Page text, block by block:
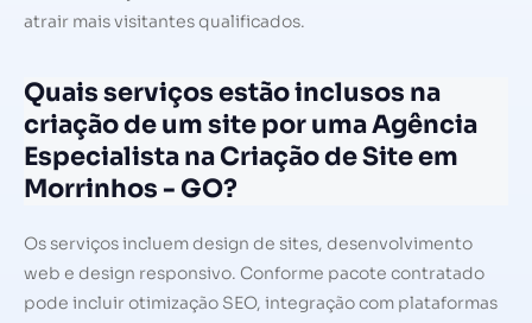
atrair mais visitantes qualificados.
Quais serviços estão inclusos na
criação de um site por uma Agência
Especialista na Criação de Site em
Morrinhos - GO?
Os serviços incluem design de sites, desenvolvimento
web e design responsivo. Conforme pacote contratado
pode incluir otimização SEO, integração com plataformas